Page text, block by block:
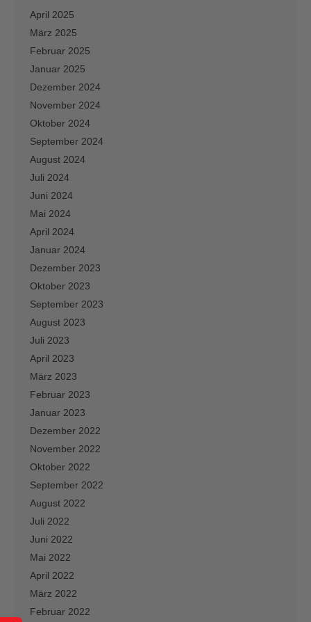
April 2025
März 2025
Februar 2025
Januar 2025
Dezember 2024
November 2024
Oktober 2024
September 2024
August 2024
Juli 2024
Juni 2024
Mai 2024
April 2024
Januar 2024
Dezember 2023
Oktober 2023
September 2023
August 2023
Juli 2023
April 2023
März 2023
Februar 2023
Januar 2023
Dezember 2022
November 2022
Oktober 2022
September 2022
August 2022
Juli 2022
Juni 2022
Mai 2022
April 2022
März 2022
Februar 2022